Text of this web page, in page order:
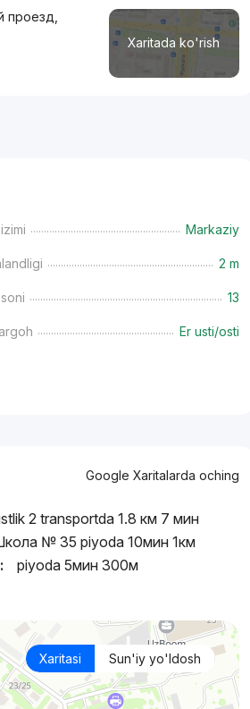
Xaritada ko'rish
проезд,
Markaziy
2 m
13
Er usti/osti
Google Xaritalarda oching
2 transportda 1.8 км 7 мин
№ 35 piyoda 10мин 1км
piyoda 5мин 300м
Xaritasi Sun'iy yo'ldosh